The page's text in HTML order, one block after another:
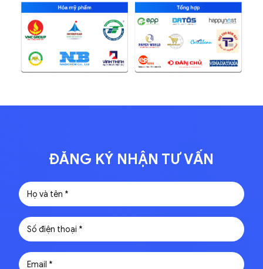
ĐĂNG KÝ NHẬN TƯ VẤN